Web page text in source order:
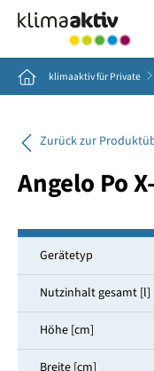
Home klimaaktiv für Private
Zurück zur
Angelo Po
Gerätetyp
Nutzinhalt gesamt [l]
Höhe [cm]